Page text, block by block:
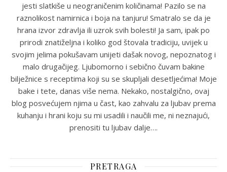
jesti slatkiše u neograničenim količinama! Pazilo se na
raznolikost namirnica i boja na tanjuru! Smatralo se da je
hrana izvor zdravlja ili uzrok svih bolesti! Ja sam, ipak po
prirodi znatiželjna i koliko god štovala tradiciju, uvijek u
svojim jelima pokušavam unijeti dašak novog, nepoznatog i
malo drugačijeg. Ljubomorno i sebično čuvam bakine
bilježnice s receptima koji su se skupljali desetljećima! Moje
bake i tete, danas više nema. Nekako, nostalgično, ovaj
blog posvećujem njima u čast, kao zahvalu za ljubav prema
kuhanju i hrani koju su mi usadili i naučili me, ni neznajući,
prenositi tu ljubav dalje….
PRETRAGA